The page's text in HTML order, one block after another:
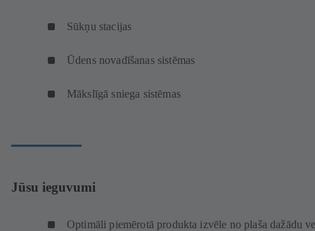
Sūkņu stacijas
Ūdens novadīšanas sistēmas
Mākslīgā sniega sistēmas
Jūsu ieguvumi
Optimāli piemērotā produkta izvēle no plaša dažādu